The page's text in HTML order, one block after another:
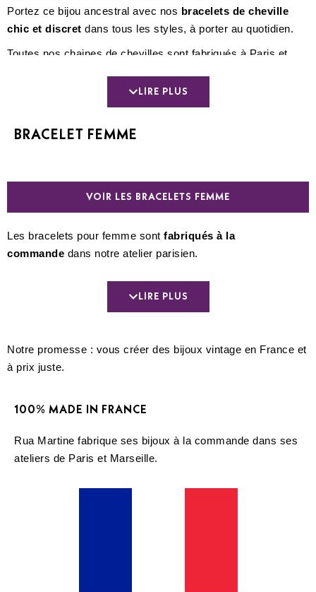
Portez ce bijou ancestral avec nos bracelets de cheville
chic et discret dans tous les styles, à porter au quotidien.
Toutes nos chaines de chevilles sont fabriqués à Paris et
LIRE PLUS
BRACELET FEMME
VOIR LES BRACELETS FEMME
Les bracelets pour femme sont fabriqués à la
commande dans notre atelier parisien.
tous les bijoux de Rua Martine.
également beaucoup d’idée d’accumulationen parcourant
nos fiches produits.
LIRE PLUS
Notre promesse : vous créer des bijoux vintage en France et
à prix juste.
100% MADE IN FRANCE
Rua Martine fabrique ses bijoux à la commande dans ses
ateliers de Paris et Marseille.